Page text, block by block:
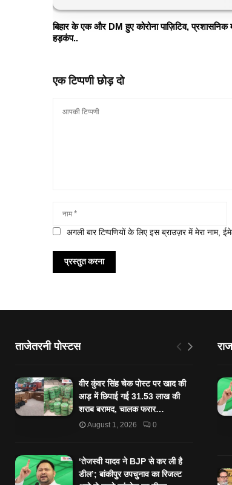
बिहार के एक और DM हुए कोरोना पाज़िटिव,
हड़कंप..
एक टिप्पणी छोड़ दो
अगली बार टिप्पणियों के लिए इस ब्राउज़र में मेरा
ताजेतरनी पोस्टस
वीर कुंवर सिंह चेक पोस्ट पर खाद की
आड़ में छिपाई गई 31.53 लाख की
शराब बरामद, चालक फरार…
August 1, 2026 0
‘तेजस्‍वी यादव ने BJP से कर ली है
डील’; बांकीपुर उपचुनाव का रिजल्‍ट